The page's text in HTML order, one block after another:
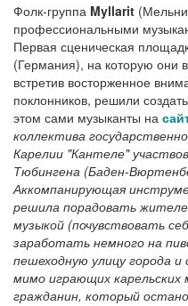
Фолк-группа Myllarit
профессиональными
Первая сценическая
(Германия), на которую они
встретив восторженное
поклонников, решили
этом сами музыканты на
коллектива
Карелии "Кантеле"
Тюбингена (Баден-
Аккомпанирующая
решила порадовать
музыкой (почувствовать
заработать немного на
пешеходную улицу города
мимо играющих карельских
гражданин, который